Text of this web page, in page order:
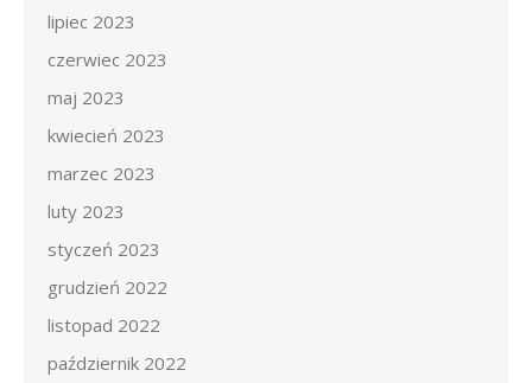
lipiec 2023
czerwiec 2023
maj 2023
kwiecień 2023
marzec 2023
luty 2023
styczeń 2023
grudzień 2022
listopad 2022
październik 2022